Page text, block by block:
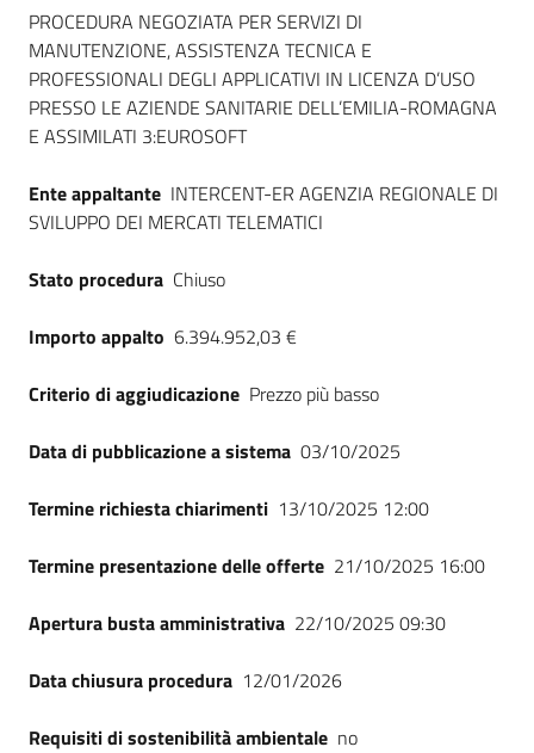
English
site
Seguici
Dati del bando
PROCEDURA NEGOZIATA PER SERVIZI DI
MANUTENZIONE, ASSISTENZA TECNICA E
PROFESSIONALI DEGLI APPLICATIVI IN LICENZA D’USO
PRESSO LE AZIENDE SANITARIE DELL’EMILIA-ROMAGNA
E ASSIMILATI 3:EUROSOFT
Ente appaltante INTERCENT-ER AGENZIA REGIONALE DI
SVILUPPO DEI MERCATI TELEMATICI
Stato procedura Chiuso
Importo appalto 6.394.952,03 €
Criterio di aggiudicazione Prezzo più basso
Data di pubblicazione a sistema 03/10/2025
Termine richiesta chiarimenti 13/10/2025 12:00
Termine presentazione delle offerte 21/10/2025 16:00
Apertura busta amministrativa 22/10/2025 09:30
Data chiusura procedura 12/01/2026
Requisiti di sostenibilità ambientale no